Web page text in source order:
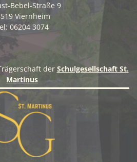
Bebel-Straße 9
Viernheim
06204 3074
der Schulgesellschaft St.
Martinus